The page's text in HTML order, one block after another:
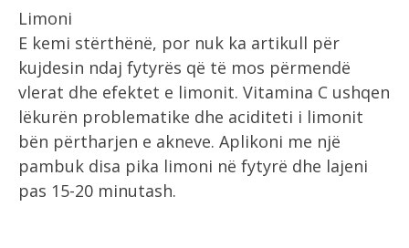
Limoni
E kemi stërthënë, por nuk ka artikull për
kujdesin ndaj fytyrës që të mos përmendë
vlerat dhe efektet e limonit. Vitamina C ushqen
lëkurën problematike dhe aciditeti i limonit
bën përtharjen e akneve. Aplikoni me një
pambuk disa pika limoni në fytyrë dhe lajeni
pas 15-20 minutash.